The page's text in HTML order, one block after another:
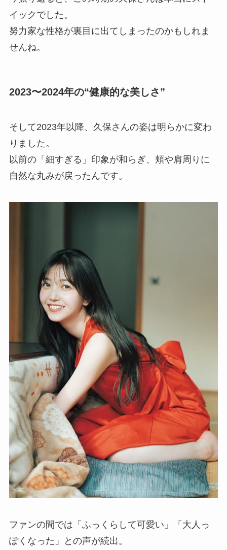
イックでした。
努力家な性格が裏目に出てしまったのかもしれま
せんね。
2023〜2024年の“健康的な美しさ”
そして2023年以降、久保さんの姿は明らかに変わ
りました。
以前の「細すぎる」印象が和らぎ、頬や肩周りに
自然な丸みが戻ったんです。
ファンの間では「ふっくらして可愛い」「大人っ
ぽくなった」との声が続出。